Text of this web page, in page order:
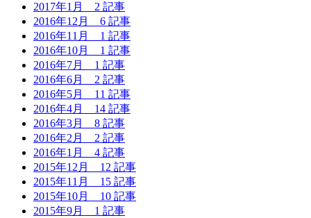
2017年1月 2 記事
2016年12月 6 記事
2016年11月 1 記事
2016年10月 1 記事
2016年7月 1 記事
2016年6月 2 記事
2016年5月 11 記事
2016年4月 14 記事
2016年3月 8 記事
2016年2月 2 記事
2016年1月 4 記事
2015年12月 12 記事
2015年11月 15 記事
2015年10月 10 記事
2015年9月 1 記事